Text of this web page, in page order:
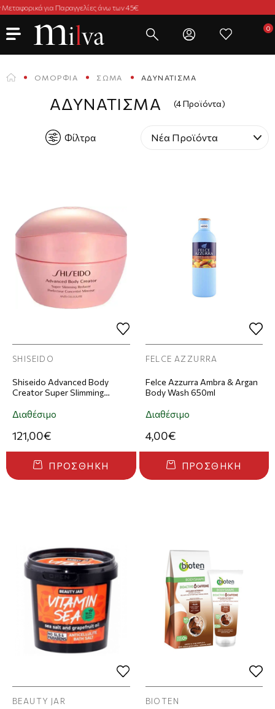
Άμεση Παράδοση σε 2-3 Ημέρες
ΟΜΟΡΦΙΆ ΣΏΜΑ ΑΔΥΝΆΤΙΣΜΑ
ΑΔΥΝΆΤΙΣΜΑ (4 Προϊόντα)
Φίλτρα
SHISEIDO
Shiseido Advanced Body
Creator Super Slimming
200ml
Διαθέσιμο
121,00€
ΠΡΟΣΘΉΚΗ
FELCE AZZURRA
Felce Azzurra Ambra & Argan
Body Wash 650ml
Διαθέσιμο
4,00€
ΠΡΟΣΘΉΚΗ
BEAUTY JAR BIOTEN